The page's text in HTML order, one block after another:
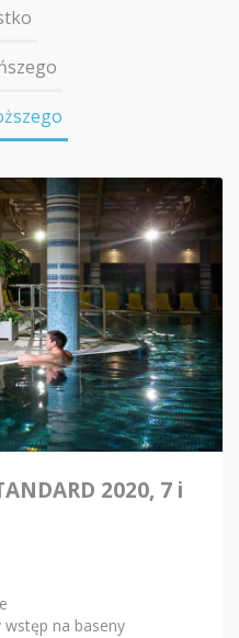
2020, 7 i
wstęp na baseny